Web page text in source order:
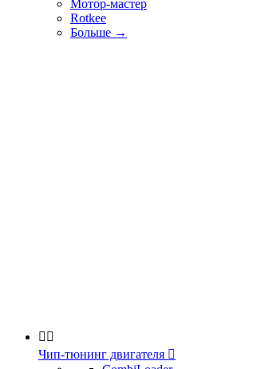
Мотор-мастер
Rotkee
Больше →
 
Чип-тюнинг двигателя 